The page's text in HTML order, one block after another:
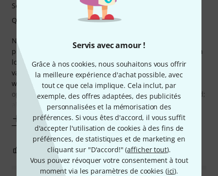
Servis avec amour !
Grâce à nos cookies, nous souhaitons vous offrir
la meilleure expérience d'achat possible, avec
tout ce que cela implique. Cela inclut, par
exemple, des offres adaptées, des publicités
personnalisées et la mémorisation des
préférences. Si vous êtes d'accord, il vous suffit
d'accepter l'utilisation de cookies à des fins de
préférences, de statistiques et de marketing en
cliquant sur "D'accord!" (afficher tout).
Vous pouvez révoquer votre consentement à tout
moment via les paramètres de cookies (ici).
Na zes maanden gebruik stopte het met werken. Het
probleem zat in de voeding. De draden in de stekker waren
losgeraakt en bleken niet gesoldeerd, maar alleen met lijm
vastgezet. Ik heb de draden gesoldeerd, en het apparaat
werkte weer. Helaas stopte het na vier keer inschakelen
opnieuw met functioneren. Ik heb de draden gecontroleerd;
alles zat nog op zijn plaats,
Afficher plus
Son
Qualité de fabrication
5 SIGNALER L'ÉVALUATION